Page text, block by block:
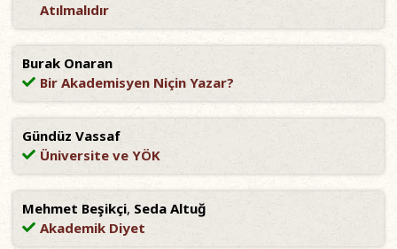
Atılmalıdır
Burak Onaran
Bir Akademisyen Niçin Yazar?
Gündüz Vassaf
Üniversite ve YÖK
Mehmet Beşikçi, Seda Altuğ
Akademik Diyet